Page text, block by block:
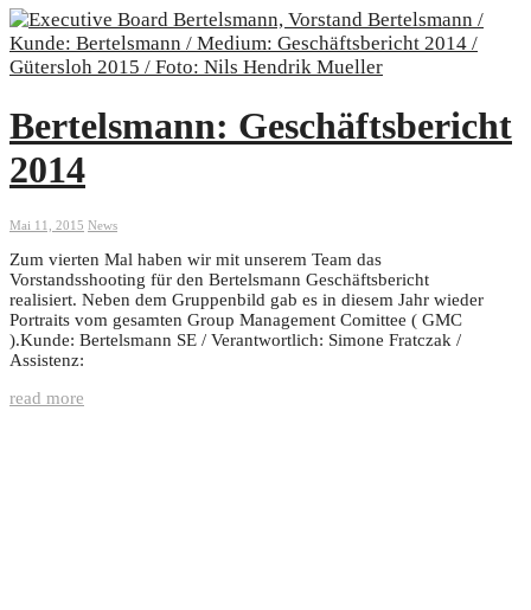
Bertelsmann: Geschäftsbericht
2014
Mai 11, 2015 News
Zum vierten Mal haben wir mit unserem Team das
Vorstandsshooting für den Bertelsmann Geschäftsbericht
realisiert. Neben dem Gruppenbild gab es in diesem Jahr wieder
Portraits vom gesamten Group Management Comittee ( GMC
).Kunde: Bertelsmann SE / Verantwortlich: Simone Fratczak /
Assistenz:
read more